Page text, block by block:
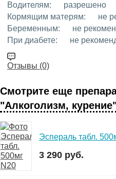
Водителям:
разрешено
Кормящим матерям:
не
Беременным:
не
При диабете:
не
Отзывы (0)
Смотрите еще
"Алкоголизм,
Эспераль табл.
3 290 руб.